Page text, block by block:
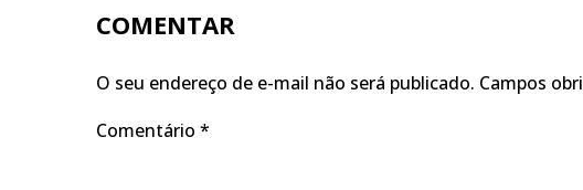
COMENTAR
O seu endereço de e-mail não será publicado. Campos
Comentário *